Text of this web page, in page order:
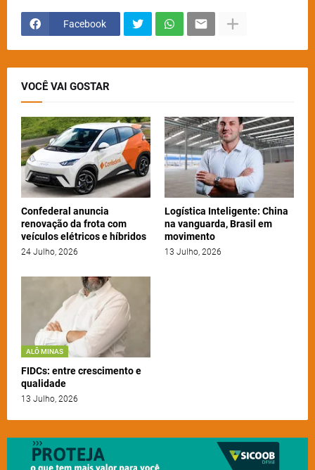
Facebook
VOCÊ VAI GOSTAR
Confederal anuncia
renovação da frota com
veículos elétricos e híbridos
24 Julho, 2026
Logística Inteligente: China
na vanguarda, Brasil em
movimento
13 Julho, 2026
ALÔ MINAS
FIDCs: entre crescimento e
qualidade
13 Julho, 2026